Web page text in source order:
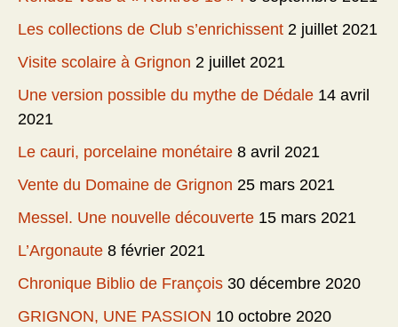
Les collections de Club s’enrichissent 2 juillet 2021
Visite scolaire à Grignon 2 juillet 2021
Une version possible du mythe de Dédale 14 avril
2021
Le cauri, porcelaine monétaire 8 avril 2021
Vente du Domaine de Grignon 25 mars 2021
Messel. Une nouvelle découverte 15 mars 2021
L’Argonaute 8 février 2021
Chronique Biblio de François 30 décembre 2020
GRIGNON, UNE PASSION 10 octobre 2020